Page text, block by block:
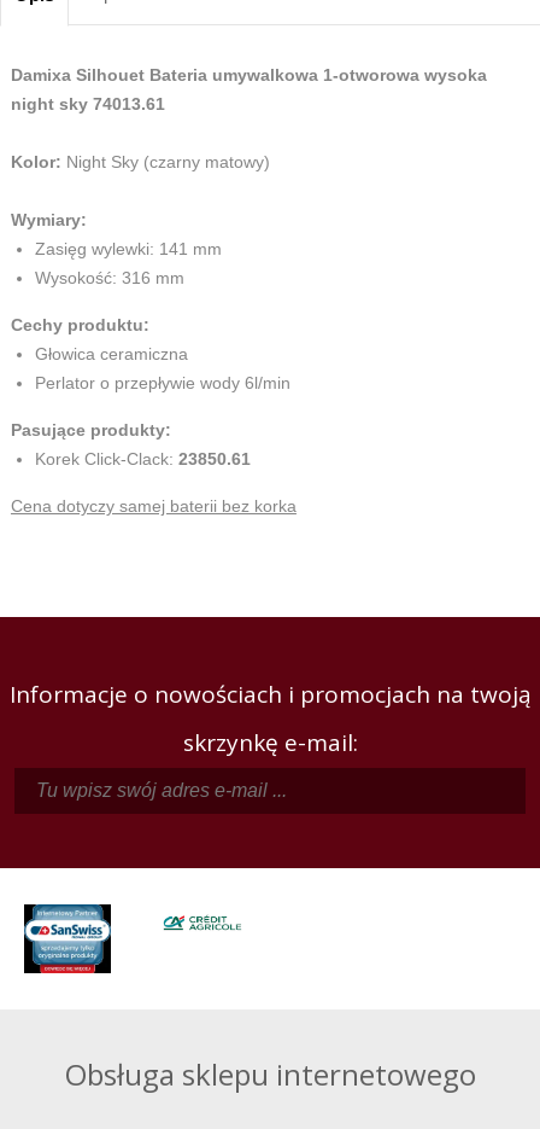
Damixa Silhouet Bateria umywalkowa 1-otworowa wysoka
night sky 74013.61
Kolor: Night Sky (czarny matowy)
Wymiary:
Zasięg wylewki: 141 mm
Wysokość: 316 mm
Cechy produktu:
Głowica ceramiczna
Perlator o przepływie wody 6l/min
Pasujące produkty:
Korek Click-Clack: 23850.61
Cena dotyczy samej baterii bez korka
Informacje o nowościach i promocjach na twoją
skrzynkę e-mail:
Obsługa sklepu internetowego